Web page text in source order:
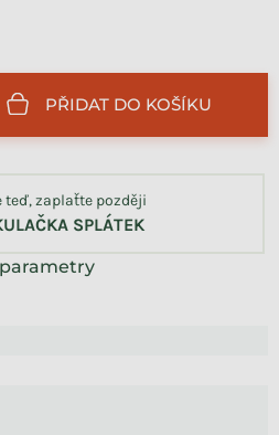
PŘIDAT DO KOŠÍKU
teď, zaplaťte později
SPLÁTEK